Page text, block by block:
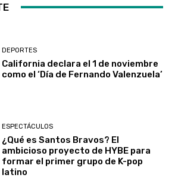
DEPORTES
California declara el 1 de noviembre
como el ‘Día de Fernando Valenzuela’
ESPECTÁCULOS
¿Qué es Santos Bravos? El
ambicioso proyecto de HYBE para
formar el primer grupo de K-pop
latino